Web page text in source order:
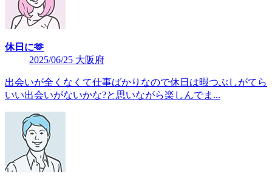
休日に🫶
2025/06/25 大阪府
出会いが全くなくて仕事ばかりなので休日は暇つぶしがてら
いい出会いがないかな?と思いながら楽しんでま...